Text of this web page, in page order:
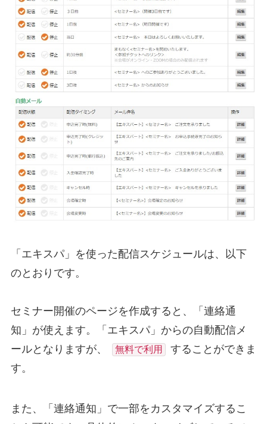
「エキスパ」を使った配信スケジュールは、以下
のとおりです。
セミナー開催のページを作成すると、「連絡通
知」が使えます。「エキスパ」からの自動配信メ
ールとなりますが、
無料で利用
することができま
す。
また、「連絡通知」で一部をカスタマイズするこ